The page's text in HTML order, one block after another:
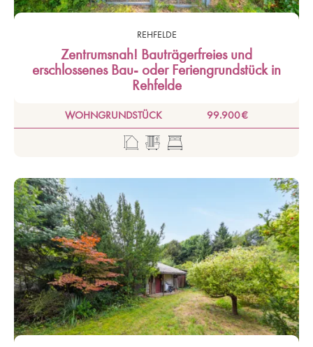
REHFELDE
Zentrumsnah! Bauträgerfreies und
erschlossenes Bau- oder Feriengrundstück in
Rehfelde
WOHNGRUNDSTÜCK 99.900 €